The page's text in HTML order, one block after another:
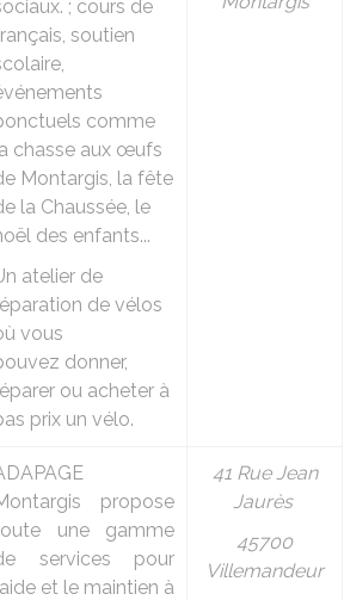
; cours de
soutien
comme
chasse aux œufs
Montargis, la fête
la Chaussée, le
des enfants...
atelier de
de vélos
vous
donner,
ou acheter à
prix un vélo.
propose
une gamme
services pour
et le maintien à
41 Rue Jean
Jaurès
45700
Villemandeur